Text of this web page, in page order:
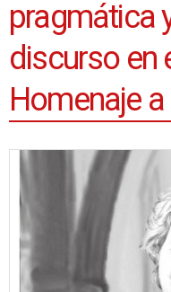
pragmática
discurso en
Homenaje